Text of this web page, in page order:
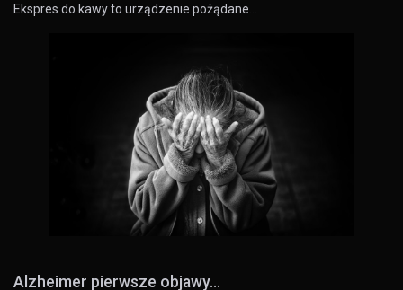
Ekspres do kawy to urządzenie pożądane…
Alzheimer pierwsze objawy...